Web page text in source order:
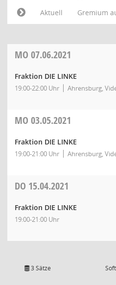
Aktuell
Gremium
MO 07.06.2021
Fraktion DIE LINKE
19:00-22:00 Uhr Ahrensburg,
MO 03.05.2021
Fraktion DIE LINKE
19:00-21:00 Uhr Ahrensburg,
DO 15.04.2021
Fraktion DIE LINKE
19:00-21:00 Uhr
3 Sätze